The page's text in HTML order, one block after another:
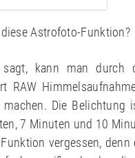
Astrofoto-Funktion?
kann man durch
RAW
machen. Die Belichtung
7 Minuten und 10
vergessen,